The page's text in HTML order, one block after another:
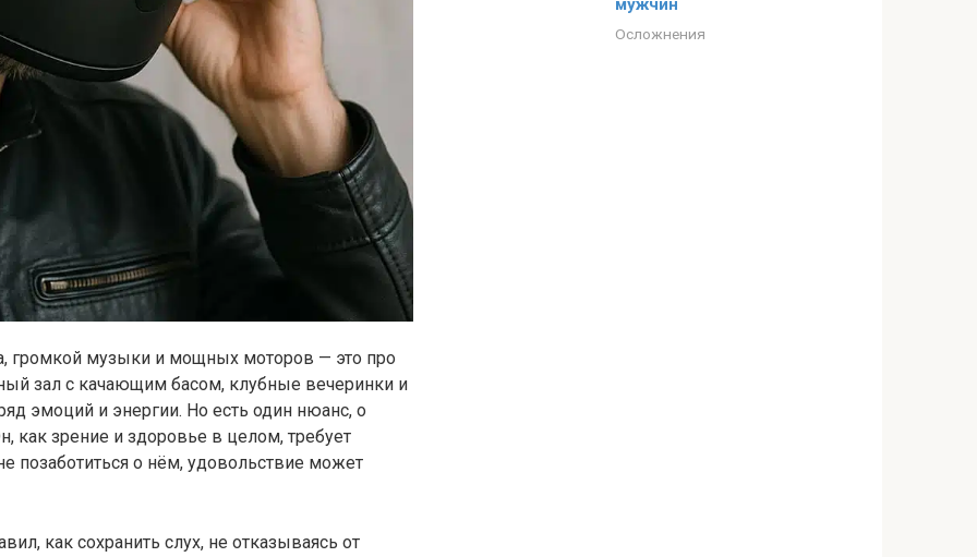
громкой музыки и мощных моторов — это про
зал с качающим басом, клубные вечеринки и
эмоций и энергии. Но есть один нюанс, о
как зрение и здоровье в целом, требует
позаботиться о нём, удовольствие может
как сохранить слух, не отказываясь от
мужчин
Осложнения